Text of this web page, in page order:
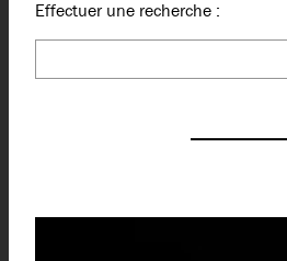
Effectuer une recherche :